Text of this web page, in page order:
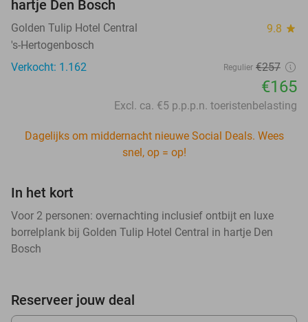
hartje Den Bosch
Golden Tulip Hotel Central 9.8 star
's-Hertogenbosch
Verkocht: 1.162
Regulier €257
€165
Excl. ca. €5 p.p.p.n. toeristenbelasting
Dagelijks om middernacht nieuwe Social Deals. Wees
snel, op = op!
In het kort
Voor 2 personen: overnachting inclusief ontbijt en luxe
borrelplank bij Golden Tulip Hotel Central in hartje Den
Bosch
Reserveer jouw deal